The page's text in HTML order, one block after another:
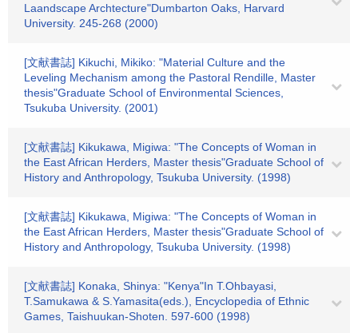
Laandscape Archtecture"Dumbarton Oaks, Harvard
University. 245-268 (2000)
[文献書誌] Kikuchi, Mikiko: "Material Culture and the
Leveling Mechanism among the Pastoral Rendille, Master
thesis"Graduate School of Environmental Sciences,
Tsukuba University. (2001)
[文献書誌] Kikukawa, Migiwa: "The Concepts of Woman in
the East African Herders, Master thesis"Graduate School of
History and Anthropology, Tsukuba University. (1998)
[文献書誌] Kikukawa, Migiwa: "The Concepts of Woman in
the East African Herders, Master thesis"Graduate School of
History and Anthropology, Tsukuba University. (1998)
[文献書誌] Konaka, Shinya: "Kenya"In T.Ohbayasi,
T.Samukawa & S.Yamasita(eds.), Encyclopedia of Ethnic
Games, Taishuukan-Shoten. 597-600 (1998)